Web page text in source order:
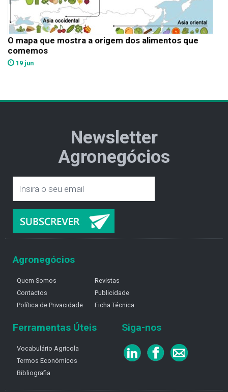
O mapa que mostra a origem dos alimentos que
comemos
19 jun
Newsletter
Agronegócios
Agronegócios
Quem Somos
Contactos
Política de Privacidade
Revistas
Publicidade
Ficha Técnica
Ferramentas Úteis
Vocabulário Agricola
Termos Económicos
Bibliografia
Siga-nos